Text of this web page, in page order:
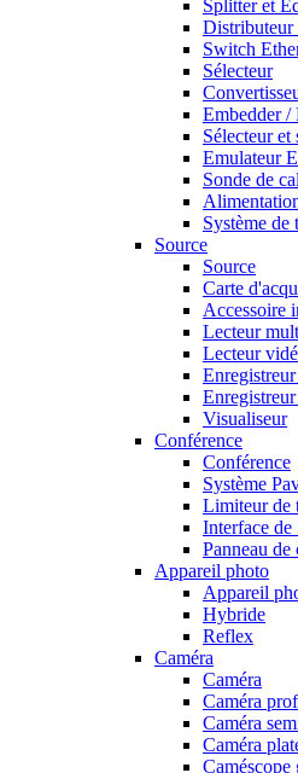
Splitter et
Distributeur
Switch
Sélecteur
Embedder /
Sélecteur et
Emulateur
Sonde de
Système de
Source
Source
Carte
Accessoire
Lecteur
Lecteur
Visualiseur
Conférence
Conférence
Système
Limiteur de
Interface
Panneau de
Appareil photo
Appareil
Hybride
Reflex
Caméra
Caméra
Caméra
Caméra
Caméra